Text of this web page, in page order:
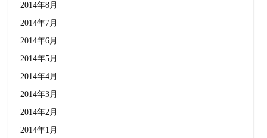
2014年8月
2014年7月
2014年6月
2014年5月
2014年4月
2014年3月
2014年2月
2014年1月